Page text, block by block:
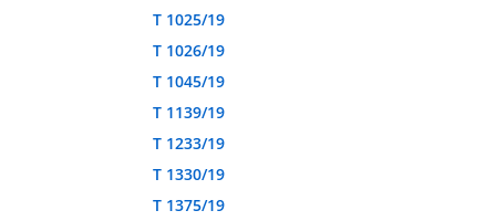
T 1025/19
T 1026/19
T 1045/19
T 1139/19
T 1233/19
T 1330/19
T 1375/19